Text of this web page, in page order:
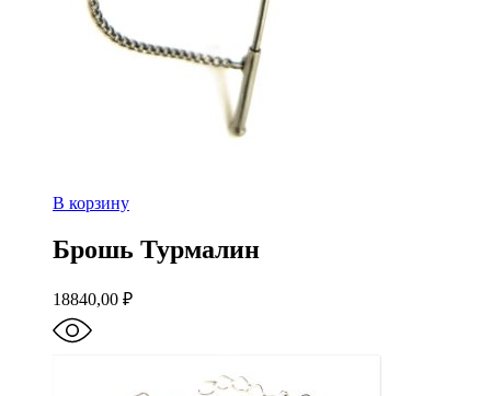
В корзину
Брошь Турмалин
18840,00 ₽